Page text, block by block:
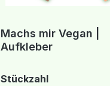
Machs mir Vegan |
Aufkleber
Stückzahlauswählen